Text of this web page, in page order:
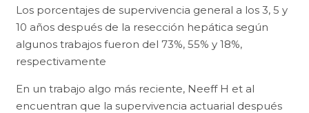
Los porcentajes de supervivencia general a los 3, 5 y
10 años después de la resección hepática según
algunos trabajos fueron del 73%, 55% y 18%,
respectivamente
En un trabajo algo más reciente, Neeff H et al
encuentran que la supervivencia actuarial después